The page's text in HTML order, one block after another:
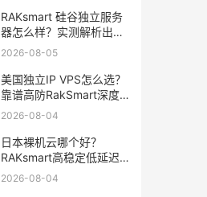
RAKsmart 硅谷独立服务
器怎么样？实测解析出海
业务选型参考
2026-08-05
美国独立IP VPS怎么选？
靠谱高防RakSmart深度
推荐
2026-08-04
日本裸机云哪个好？
RAKsmart高稳定低延迟
裸机云深度测评
2026-08-04